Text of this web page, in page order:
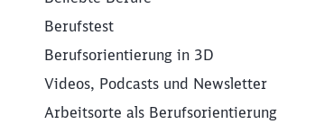
Berufstest
Berufsorientierung in 3D
Videos, Podcasts und Newsletter
Arbeitsorte als Berufsorientierung